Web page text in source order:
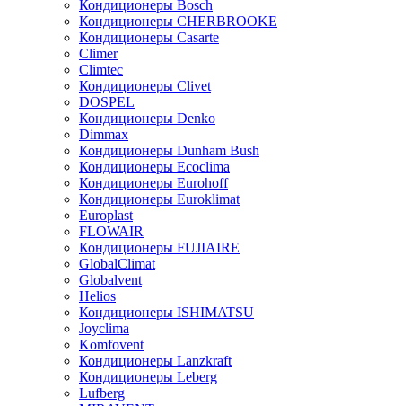
Кондиционеры Bosch
Кондиционеры CHERBROOKE
Кондиционеры Casarte
Climer
Climtec
Кондиционеры Clivet
DOSPEL
Кондиционеры Denko
Dimmax
Кондиционеры Dunham Bush
Кондиционеры Ecoclima
Кондиционеры Eurohoff
Кондиционеры Euroklimat
Europlast
FLOWAIR
Кондиционеры FUJIAIRE
GlobalClimat
Globalvent
Helios
Кондиционеры ISHIMATSU
Joyclima
Komfovent
Кондиционеры Lanzkraft
Кондиционеры Leberg
Lufberg